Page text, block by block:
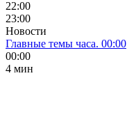
22:00
23:00
Новости
Главные темы часа. 00:00
00:00
4 мин